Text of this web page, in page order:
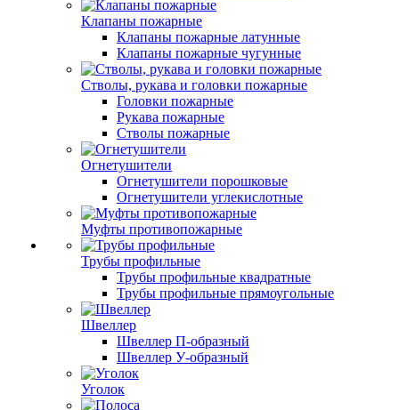
Клапаны пожарные
Клапаны пожарные латунные
Клапаны пожарные чугунные
Стволы, рукава и головки пожарные
Головки пожарные
Рукава пожарные
Стволы пожарные
Огнетушители
Огнетушители порошковые
Огнетушители углекислотные
Муфты противопожарные
Трубы профильные
Трубы профильные квадратные
Трубы профильные прямоугольные
Швеллер
Швеллер П-образный
Швеллер У-образный
Уголок